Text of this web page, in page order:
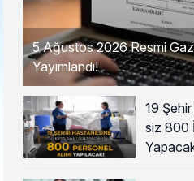
5 Ağustos 2026 Resmi
Yayımlandı!
19
siz 800